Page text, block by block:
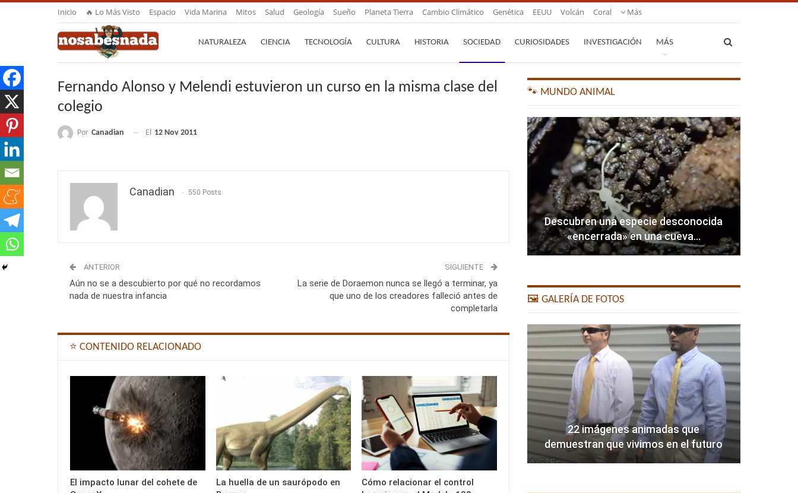
Inicio 🔥 Lo Más Visto Espacio Vida Marina Mitos Salud Geología Sueño Planeta Tierra Cambio Climático Genética EEUU Volcán Coral Más
NATURALEZA CIENCIA TECNOLOGÍA CULTURA HISTORIA SOCIEDAD CURIOSIDADES INVESTIGACIÓN MÁS
Fernando Alonso y Melendi estuvieron un curso en la misma clase del
colegio
Por Canadian El 12 Nov 2011
Canadian 550 Posts
ANTERIOR
Aún no se a descubierto por qué no recordamos
nada de nuestra infancia
SIGUIENTE
La serie de Doraemon nunca se llegó a terminar, ya
que uno de los creadores falleció antes de
completarla
⭐ CONTENIDO RELACIONADO
El impacto lunar del cohete de
La huella de un saurópodo en
Cómo relacionar el control
🐾 MUNDO ANIMAL
Descubren una especie desconocida
«encerrada» en una cueva…
🖼️ GALERÍA DE FOTOS
22 imágenes animadas que
demuestran que vivimos en el futuro